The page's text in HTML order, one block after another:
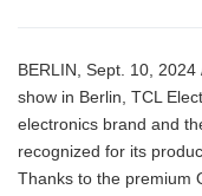
BERLIN, Sept. 10,
show in Berlin, TCL
electronics brand and
recognized for its
Thanks to the premium